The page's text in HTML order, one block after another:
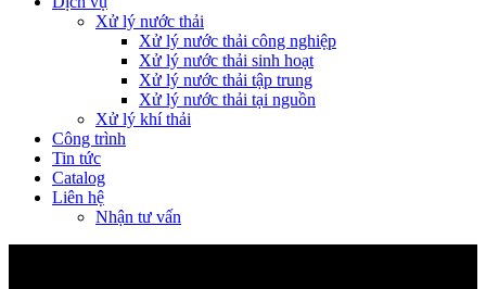
Xử lý nước thải
Xử lý nước thải công nghiệp
Xử lý nước thải sinh hoạt
Xử lý nước thải tập trung
Xử lý nước thải tại nguồn
Xử lý khí thải
Công trình
Tin tức
Catalog
Liên hệ
Nhận tư vấn